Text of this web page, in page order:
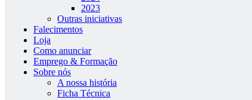
2023
Outras iniciativas
Falecimentos
Loja
Como anunciar
Emprego & Formação
Sobre nós
A nossa história
Ficha Técnica